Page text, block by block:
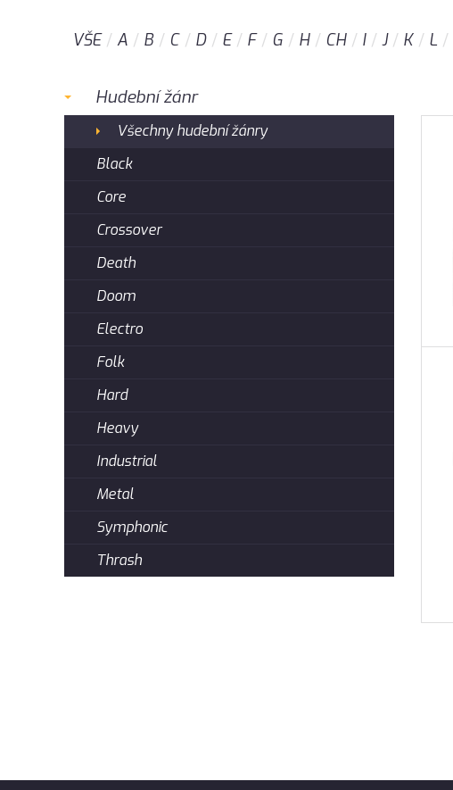
VŠE A B C D E F G H CH I J K L
Hudební žánr
Všechny hudební žánry
Black
Core
Crossover
Death
Doom
Electro
Folk
Hard
Heavy
Industrial
Metal
Symphonic
Thrash